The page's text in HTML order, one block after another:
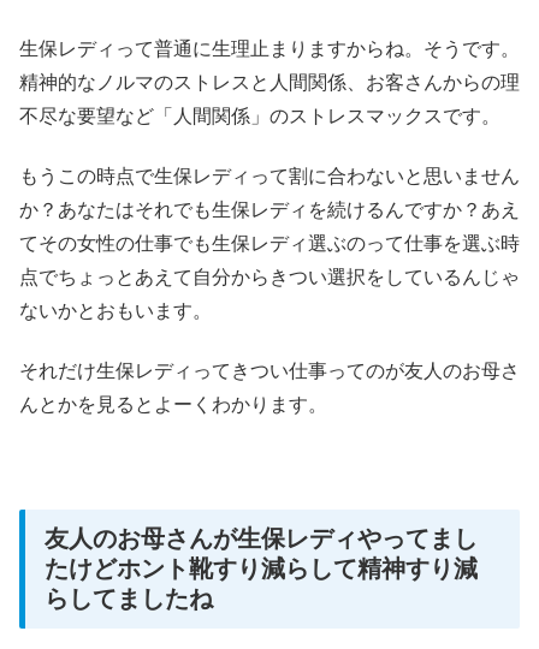
生保レディって普通に生理止まりますからね。そうです。
精神的なノルマのストレスと人間関係、お客さんからの理
不尽な要望など「人間関係」のストレスマックスです。
もうこの時点で生保レディって割に合わないと思いません
か？あなたはそれでも生保レディを続けるんですか？あえ
てその女性の仕事でも生保レディ選ぶのって仕事を選ぶ時
点でちょっとあえて自分からきつい選択をしているんじゃ
ないかとおもいます。
それだけ生保レディってきつい仕事ってのが友人のお母さ
んとかを見るとよーくわかります。
友人のお母さんが生保レディやってまし
たけどホント靴すり減らして精神すり減
らしてましたね